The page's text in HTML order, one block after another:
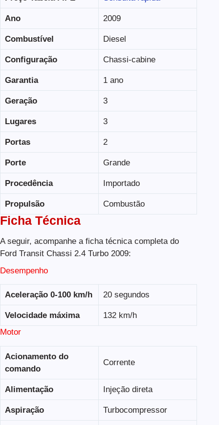
Ano 2009
Combustível Diesel
Configuração Chassi-cabine
Garantia 1 ano
Geração 3
Lugares 3
Portas 2
Porte Grande
Procedência Importado
Propulsão Combustão
Ficha Técnica
A seguir, acompanhe a ficha técnica completa do
Ford Transit Chassi 2.4 Turbo 2009:
Desempenho
Aceleração 0-100 km/h 20 segundos
Velocidade máxima
132 km/h
Motor
Acionamento do
comando
Corrente
Alimentação Injeção direta
Aspiração Turbocompressor